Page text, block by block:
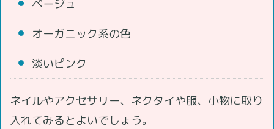
ベージュ
オーガニック系の色
淡いピンク
ネイルやアクセサリー、ネクタイや服、小物に取り
入れてみるとよいでしょう。